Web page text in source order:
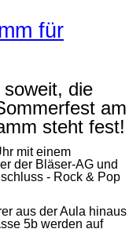
für
die
am
steht fest!
mit einem
der Bläser-AG und
- Rock & Pop
aus der Aula hinaus
5b werden auf